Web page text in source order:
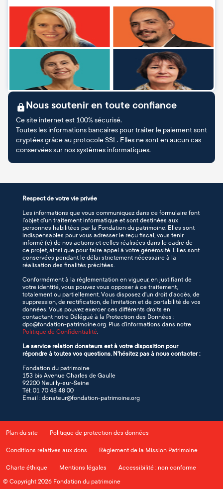
Nous soutenir en toute confiance
Ce site internet est 100% sécurisé.
Toutes les informations bancaires pour traiter le paiement sont
cryptées grâce au protocole SSL. Elles ne sont en aucun cas
conservées sur nos systèmes informatiques.
Respect de votre vie privée
Les informations que vous communiquez dans ce formulaire font
l’objet d’un traitement informatique et sont destinées aux
personnes habilitées par la Fondation du patrimoine. Elles sont
indispensables pour vous adresser le reçu fiscal, vous tenir
informé (e) de nos actions et celles réalisées dans le cadre de
ce projet, ainsi que pour faire appel à votre générosité. Elles sont
conservées pendant le délai strictement nécessaire à la
réalisation des finalités précitées.
Conformément à la réglementation en vigueur, en justifiant de
votre identité, vous pouvez vous opposer à ce traitement,
totalement ou partiellement. Vous disposez d'un droit d’accès, de
suppression, de rectification, de limitation et de portabilité de vos
données. Vous pouvez exercer ces différents droits en
contactant notre Délégué à la Protection des Données :
dpo@fondation-patrimoine.org. Plus d’informations dans notre
Politique de Confidentialité.
Le service relation donateurs est à votre disposition pour
répondre à toutes vos questions. N'hésitez pas à nous contacter :
Fondation du patrimoine
153 bis Avenue Charles de Gaulle
92200 Neuilly-sur-Seine
Tél: 01 70 48 48 00
Email : donateur@fondation-patrimoine.org
Plan du site Politique de protection des données
Conditions relatives aux dons Règlement de la Mission Patrimoine
Charte éthique Mentions légales
Accessibilité : non conforme
© Copyright 2026 Fondation du patrimoine